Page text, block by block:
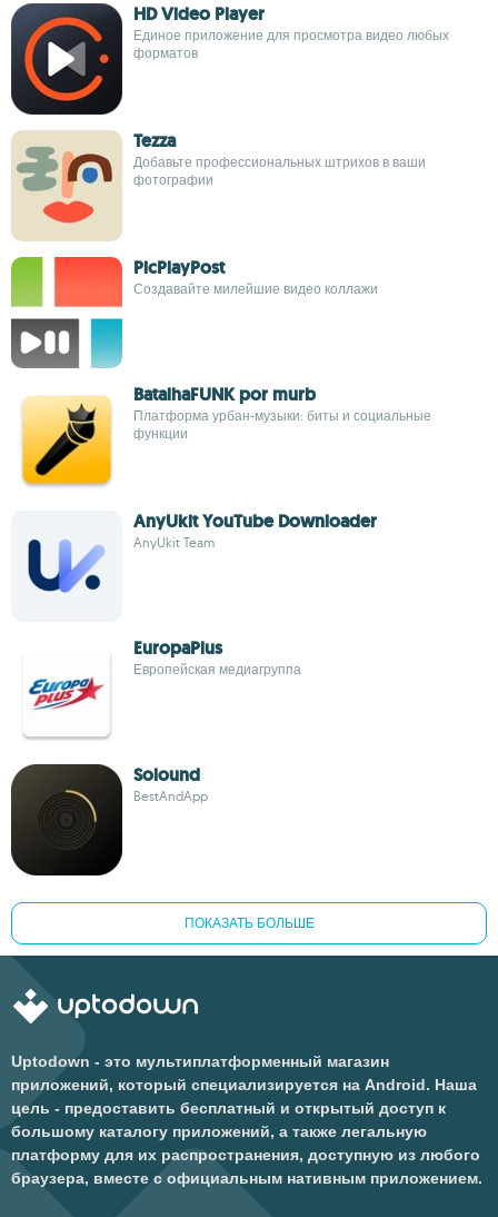
HD Video Player
Единое приложение для просмотра видео любых
форматов
Tezza
Добавьте профессиональных штрихов в ваши
фотографии
PicPlayPost
Создавайте милейшие видео коллажи
BatalhaFUNK por murb
Платформа урбан-музыки: биты и социальные
функции
AnyUkit YouTube Downloader
AnyUkit Team
EuropaPlus
Европейская медиагруппа
Solound
BestAndApp
ПОКАЗАТЬ БОЛЬШЕ
Uptodown - это мультиплатформенный магазин
приложений, который специализируется на Android. Наша
цель - предоставить бесплатный и открытый доступ к
большому каталогу приложений, а также легальную
платформу для их распространения, доступную из любого
браузера, вместе с официальным нативным приложением.